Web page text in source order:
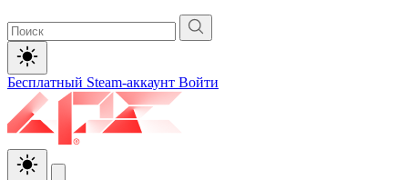
Бесплатный Steam-аккаунт Войти